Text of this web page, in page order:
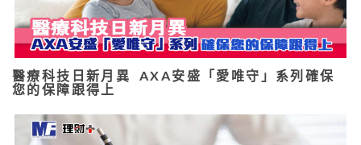
醫療科技日新月異 AXA安盛「愛唯守」系列確保
您的保障跟得上